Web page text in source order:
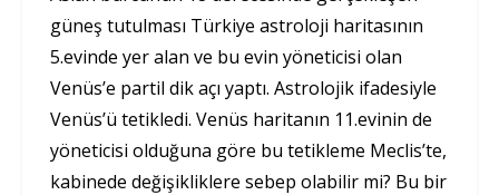
güneş tutulması Türkiye astroloji haritasının
5.evinde yer alan ve bu evin yöneticisi olan
Venüs’e partil dik açı yaptı. Astrolojik ifadesiyle
Venüs’ü tetikledi. Venüs haritanın 11.evinin de
yöneticisi olduğuna göre bu tetikleme Meclis’te,
kabinede değişikliklere sebep olabilir mi? Bu bir